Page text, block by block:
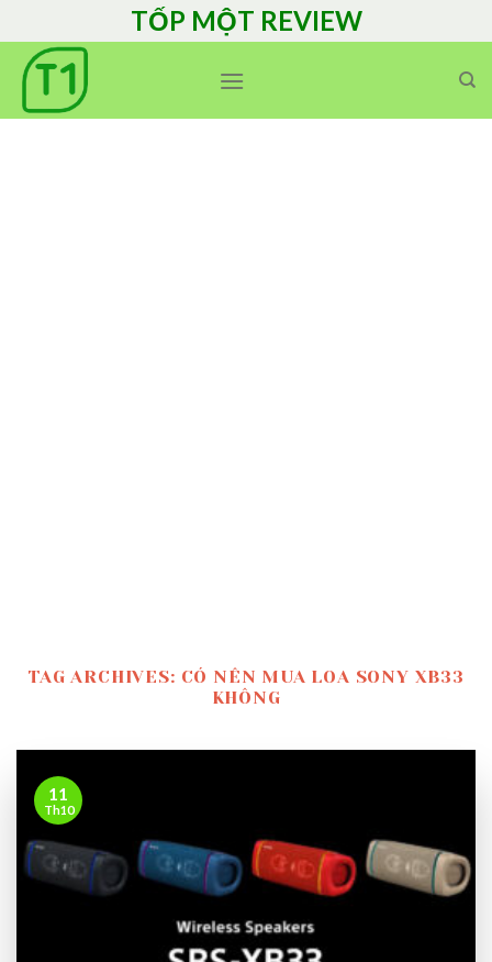
to
content
TỐP MỘT REVIEW
TAG ARCHIVES: CÓ NÊN MUA LOA SONY XB33
KHÔNG
11
Th10